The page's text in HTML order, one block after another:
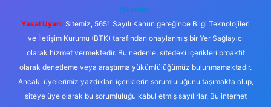
@karabul
Yasal Uyarı: Sitemiz, 5651 Sayılı Kanun gereğince Bilgi Teknolojileri
ve İletişim Kurumu (BTK) tarafından onaylanmış bir Yer Sağlayıcı
olarak hizmet vermektedir. Bu nedenle, sitedeki içerikleri proaktif
olarak denetleme veya araştırma yükümlülüğümüz bulunmamaktadır.
Ancak, üyelerimiz yazdıkları içeriklerin sorumluluğunu taşımakta olup,
siteye üye olarak bu sorumluluğu kabul etmiş sayılırlar. Bu internet